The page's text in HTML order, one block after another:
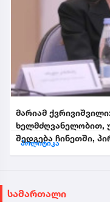
მარიამ
ხელმძღვანელობით,
შედგება ჩინეთში,
პოლიტიკა
სამართალი